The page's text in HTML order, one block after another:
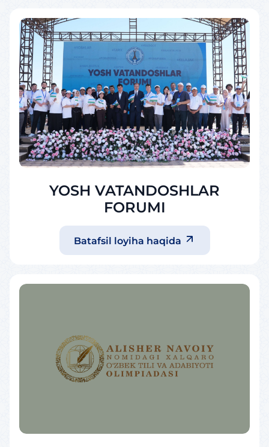
YOSH VATANDOSHLAR
FORUMI
Batafsil loyiha haqida